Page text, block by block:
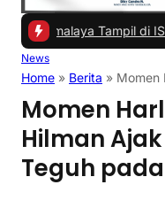
Tampil di ISI
News
Home » Berita » Momen
Momen
Hilman
Teguh